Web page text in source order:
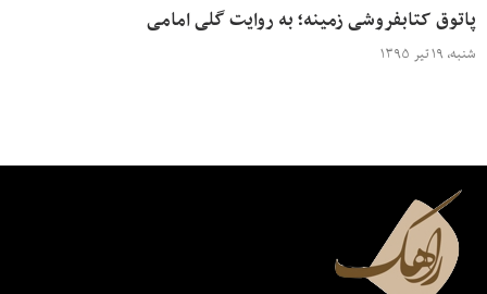
پاتوق کتابفروشی زمینه؛ به روایت گلی امامی
شنبه، ۱۹ تیر ۱۳۹۵